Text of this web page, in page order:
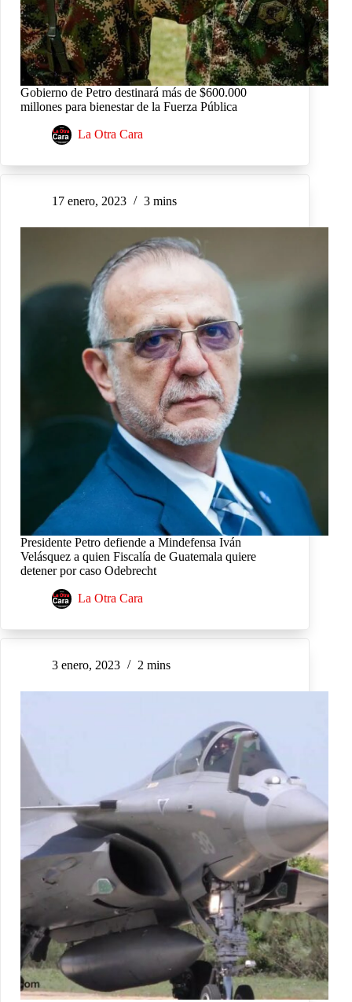
Gobierno de Petro destinará más de $600.000
millones para bienestar de la Fuerza Pública
La Otra Cara
17 enero, 2023 3 mins
Presidente Petro defiende a Mindefensa Iván
Velásquez a quien Fiscalía de Guatemala quiere
detener por caso Odebrecht
La Otra Cara
3 enero, 2023 2 mins